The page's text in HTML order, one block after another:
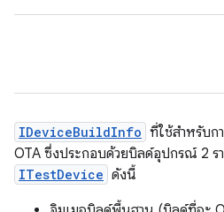
IDeviceBuildInfo ที่ใช้สำหรับก
OTA ซึ่งประกอบด้วยบิลด์อุปกรณ์ 2 ร
ITestDevice ดังนี้